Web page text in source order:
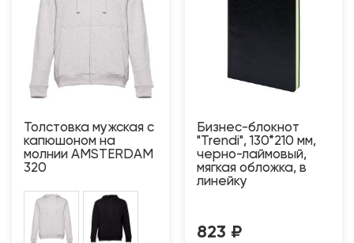
Толстовка мужская с
капюшоном на
молнии AMSTERDAM
320
Бизнес-блокнот
"Trendi", 130*210 мм,
черно-лаймовый,
мягкая обложка, в
линейку
823 ₽